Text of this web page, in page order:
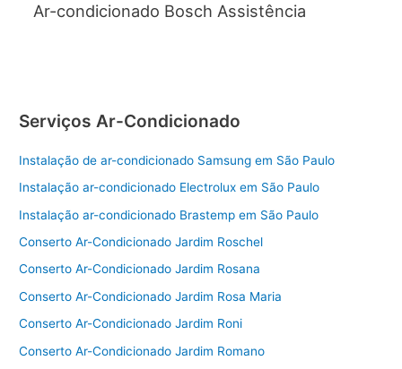
Ar-condicionado Bosch Assistência
Serviços Ar-Condicionado
Instalação de ar-condicionado Samsung em São Paulo
Instalação ar-condicionado Electrolux em São Paulo
Instalação ar-condicionado Brastemp em São Paulo
Conserto Ar-Condicionado Jardim Roschel
Conserto Ar-Condicionado Jardim Rosana
Conserto Ar-Condicionado Jardim Rosa Maria
Conserto Ar-Condicionado Jardim Roni
Conserto Ar-Condicionado Jardim Romano